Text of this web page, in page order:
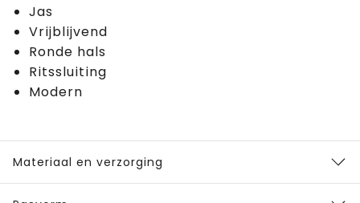
Jas
Vrijblijvend
Ronde hals
Ritssluiting
Modern
Materiaal en verzorging